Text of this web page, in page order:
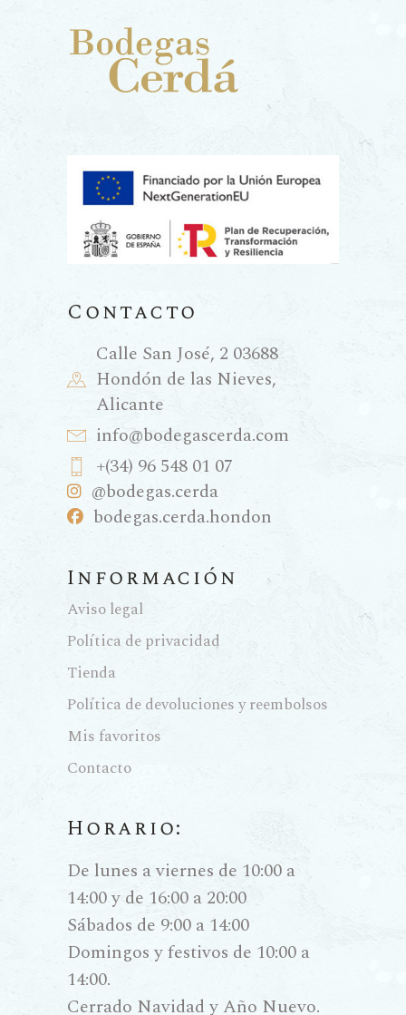
en un perfil estándar, sino
expresar algo excepcional: una
parcela olvidada o un método de
elaboración experimental.
comprar una pieza de arte
líquido, una edición limitada que
difícilmente volverá a repetirse
de la misma manera.
expresión del
terroir y el
viñedo viejo
En estos vinos, el concepto de
«terroir» o terruño alcanza su
máxima expresión, proviniendo a
menudo de una «micropincelada»
escasa producción donde las
cepas han luchado contra la roca
para sobrevivir. Aquí, el enólogo
actúa como un director de
orquesta, decidiendo detalles
minuciosos como la vendimia
manual en cajas pequeñas o el
uso de depósitos de hormigón y
enmascarar la pureza de la fruta.
Sorpresa,
innovación y
maridaje
gastronómico
Lo que define a un vino de autor
Contacto
Calle San José, 2 03688
Hondón de las Nieves,
Alicante
info@bodegascerda.com
+(34) 96 548 01 07
@bodegas.cerda
bodegas.cerda.hondon
Información
Aviso legal
Política de privacidad
Tienda
Política de devoluciones y reembolsos
Mis favoritos
Contacto
Horario:
De lunes a viernes de 10:00 a
14:00 y de 16:00 a 20:00
Sábados de 9:00 a 14:00
Domingos y festivos de 10:00 a
14:00.
Cerrado Navidad y Año Nuevo.